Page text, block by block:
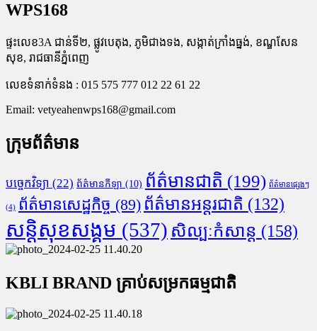
WPS168
ផ្ទះលេខ3A ជាន់ទី២, ផ្លូវបេតុង, ភូមិជាងទង, សង្កាត់ក្រាំងធ្នង់, ខណ្ឌសែន
សុខ, រាជធានីភ្នំពេញ
លេខទំនាក់ទំនង : 015 575 777 012 22 61 22
Email: vetyeahenwps168@gmail.com
ក្រុមព័ត៌មាន
បច្ចេកវិទ្យា (22) ព័ត៌មានកីឡា (10) ព័ត៌មានជាតិ (199) ព័ត៌មានផ្សេងៗ
(4) ព័ត៌មានសេដ្ឋកិច្ច (89) ព័ត៌មានអន្តរជាតិ (132)
សន្តិសុខសង្គម (537) សិល្បៈកំសាន្ត (158)
KBLI BRAND គ្រាប់សម្រកធម្មជាតិ